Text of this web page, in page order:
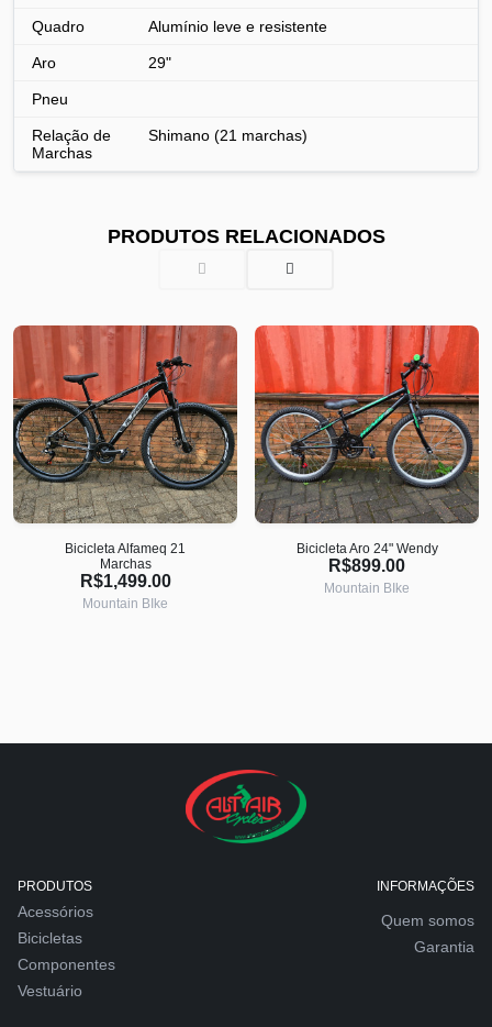
Quadro Alumínio leve e resistente
Aro 29"
Pneu
Relação de
Marchas
Shimano (21 marchas)
PRODUTOS RELACIONADOS
Bicicleta Alfameq 21
Marchas
R$1,499.00
Mountain BIke
Bicicleta Aro 24" Wendy
R$899.00
Mountain BIke
PRODUTOS
Acessórios
Bicicletas
Componentes
Vestuário
INFORMAÇÕES
Quem somos
Garantia